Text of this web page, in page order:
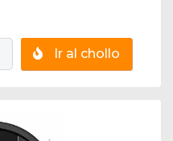
Ir al chollo